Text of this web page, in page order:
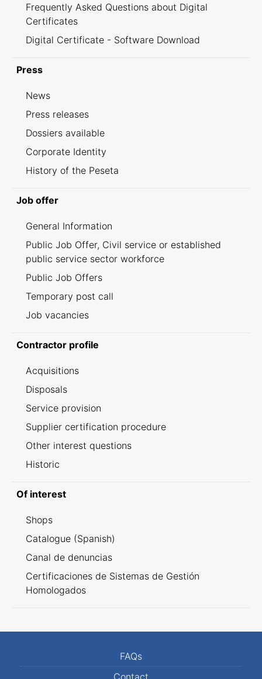
Frequently Asked Questions about Digital
Certificates
Digital Certificate - Software Download
Press
News
Press releases
Dossiers available
Corporate Identity
History of the Peseta
Job offer
General Information
Public Job Offer, Civil service or established
public service sector workforce
Public Job Offers
Temporary post call
Job vacancies
Contractor profile
Acquisitions
Disposals
Service provision
Supplier certification procedure
Other interest questions
Historic
Of interest
Shops
Catalogue (Spanish)
Canal de denuncias
Certificaciones de Sistemas de Gestión
Homologados
FAQs
Contact